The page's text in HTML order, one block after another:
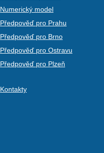
Numerický model
Předpověď pro Prahu
Předpověď pro Brno
Předpověď pro Ostravu
Předpověď pro Plzeň
Kontakty